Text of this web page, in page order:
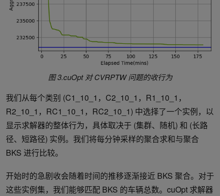
图 3.cuOpt 对 CVRPTW 问题的收行为
我们从每个类别 (C1_10_1，C2_10_1，R1_10_1，
R2_10_1，RC1_10_1，RC2_10_1) 中选择了一个实例，以
显示求解器的整体行为，具体取决于 (集群、随机) 和 (长路
径、短路径) 实例。我们将每分钟采样的聚合求和与聚合
BKS 进行比较。
开始时的急剧收会随着时间的推移逐渐接近 BKS 聚合。对于
这些实例集，我们能够匹配 BKS 的车辆总数。cuOpt 求解器